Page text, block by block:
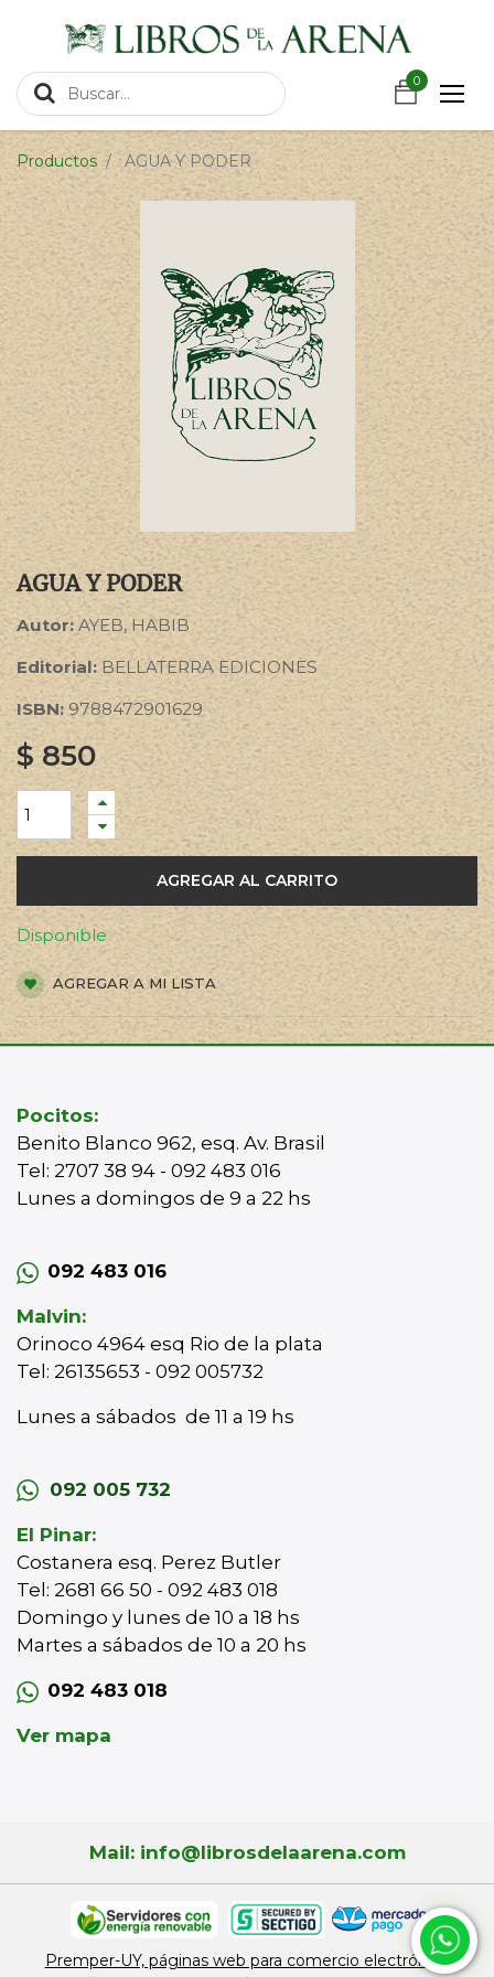
0
0
Productos AGUA Y PODER
AGUA Y PODER
Autor:AYEB, HABIB
Editorial: BELLATERRA EDICIONES
ISBN: 9788472901629
$850
AGREGAR AL CARRITO
Disponible
AGREGAR A MI LISTA
Pocitos:
Benito Blanco 962, esq. Av. Brasil
Tel: 2707 38 94 - 092 483 016
Lunes a domingos de 9 a 22 hs
092 483 016
Malvin:
Orinoco 4964 esq Rio de la plata
Tel: 26135653 - 092 005732
Lunes a sábados de 11 a 19 hs
092 005 732
El Pinar:
Costanera esq. Perez Butler
Tel: 2681 66 50 - 092 483 018
Domingo y lunes de 10 a 18 hs
Martes a sábados de 10 a 20 hs
092 483 018
Ver mapa
Mail: info@librosdelaarena.com
Premper-UY, páginas web para comercio electrónico